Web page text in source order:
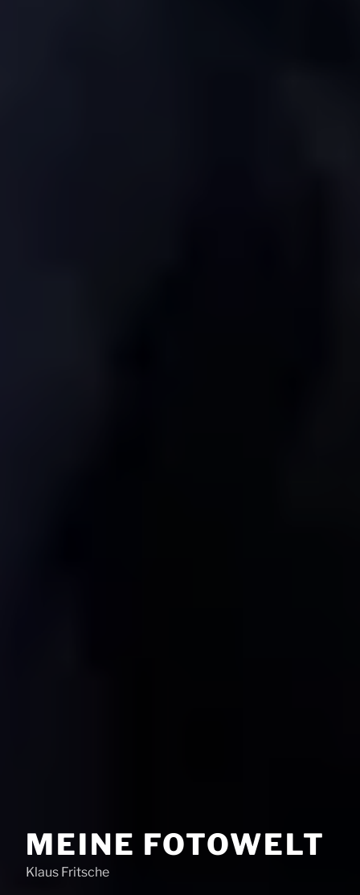
MEINE FOTOWELT
Klaus Fritsche